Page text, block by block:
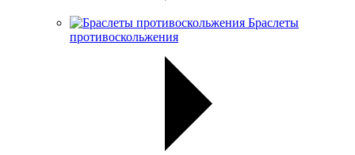
Браслеты
противоскольжения